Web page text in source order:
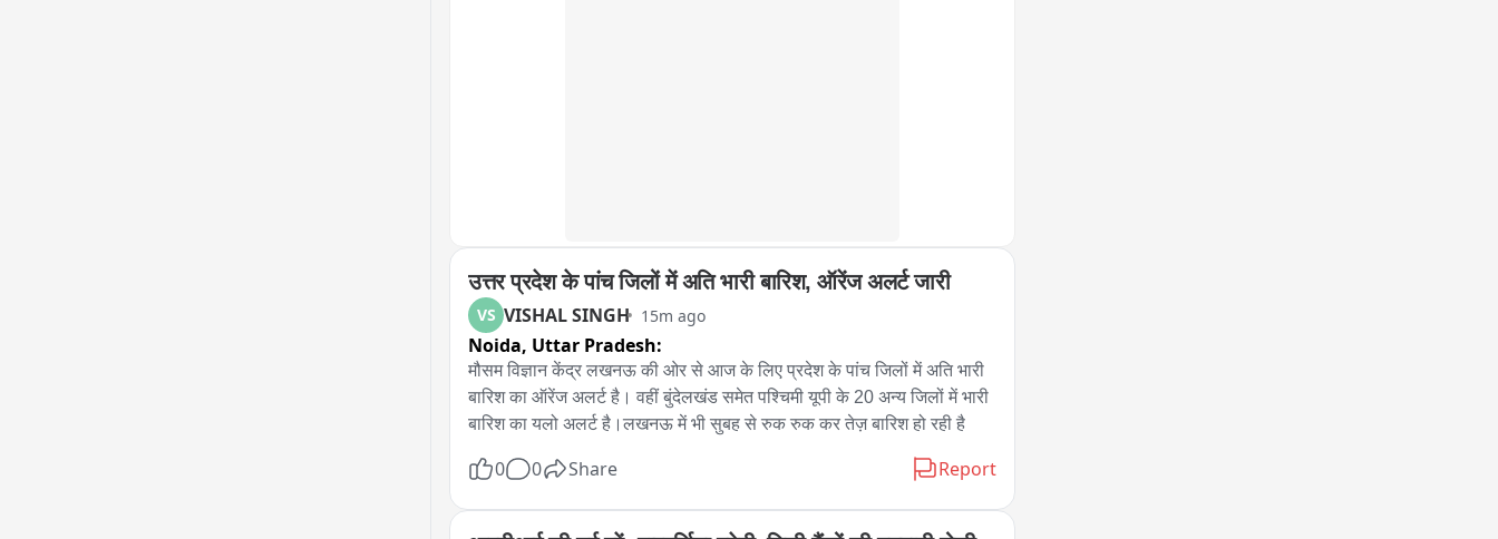
उत्तर प्रदेश के पांच जिलों में अति भारी बारिश, ऑरेंज अलर्ट जारी
VS VISHAL SINGH 15m ago
Noida, Uttar Pradesh:
मौसम विज्ञान केंद्र लखनऊ की ओर से आज के लिए प्रदेश के पांच जिलों में अति भारी
बारिश का ऑरेंज अलर्ट है। वहीं बुंदेलखंड समेत पश्चिमी यूपी के 20 अन्य जिलों में भारी
बारिश का यलो अलर्ट है।लखनऊ में भी सुबह से रुक रुक कर तेज़ बारिश हो रही है
0 0 Share Report